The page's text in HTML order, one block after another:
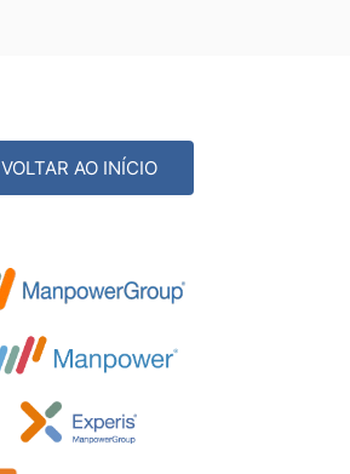
VOLTAR AO INÍCIO